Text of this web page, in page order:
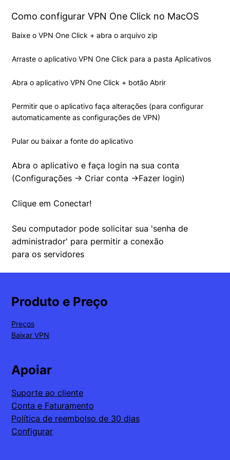
Como configurar VPN One Click no MacOS
Baixe o VPN One Click + abra o arquivo zip
Arraste o aplicativo VPN One Click para a pasta Aplicativos
Abra o aplicativo VPN One Click + botão Abrir
Permitir que o aplicativo faça alterações (para configurar
automaticamente as configurações de VPN)
Pular ou baixar a fonte do aplicativo
Abra o aplicativo e faça login na sua conta
(Configurações -> Criar conta ->Fazer login)
Clique em Conectar!
Seu computador pode solicitar sua 'senha de
administrador' para permitir a conexão
para os servidores
Produto e Preço
Preços
Baixar VPN
Apoiar
Suporte ao cliente
Conta e Faturamento
Política de reembolso de 30 dias
Configurar